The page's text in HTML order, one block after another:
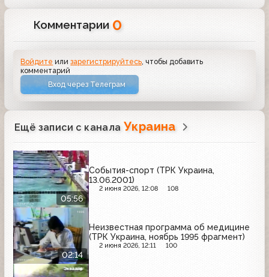
Комментарии 0
Войдите илизарегистрируйтесь , чтобы добавить
комментарий
Вход через Телеграм
Ещё записи с канала Украина
05:56
События-спорт (ТРК Украина,
13.06.2001)
2 июня 2026, 12:08 108
02:14
Неизвестная программа об медицине
(ТРК Украина, ноябрь 1995 фрагмент)
2 июня 2026, 12:11 100